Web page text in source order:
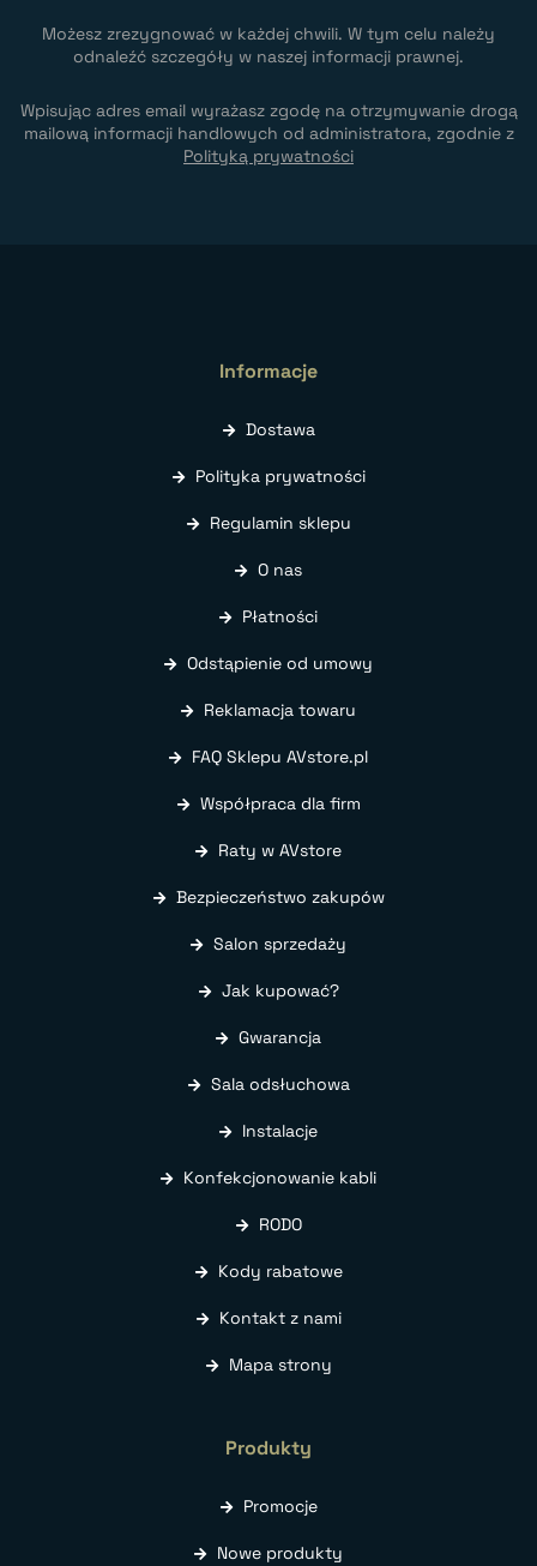
Możesz zrezygnować w każdej chwili. W tym celu należy
odnaleźć szczegóły w naszej informacji prawnej.
Wpisując adres email wyrażasz zgodę na otrzymywanie drogą
mailową informacji handlowych od administratora, zgodnie z
Polityką prywatności
Informacje
Dostawa
Polityka prywatności
Regulamin sklepu
O nas
Płatności
Odstąpienie od umowy
Reklamacja towaru
FAQ Sklepu AVstore.pl
Współpraca dla firm
Raty w AVstore
Bezpieczeństwo zakupów
Salon sprzedaży
Jak kupować?
Gwarancja
Sala odsłuchowa
Instalacje
Konfekcjonowanie kabli
RODO
Kody rabatowe
Kontakt z nami
Mapa strony
Produkty
Promocje
Nowe produkty